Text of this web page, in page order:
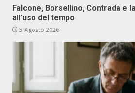
Falcone, Borsellino, Contrada e
all’uso del tempo
5 Agosto 2026